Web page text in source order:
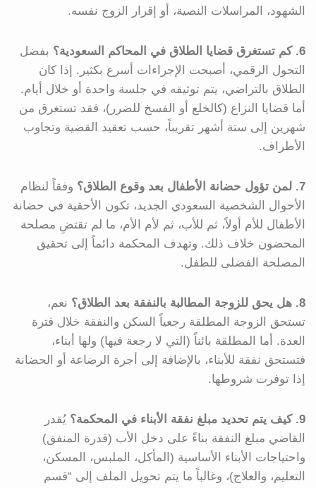
الشهود، المراسلات النصية، أو إقرار الزوج نفسه.
6. كم تستغرق قضايا الطلاق في المحاكم السعودية؟
بفضل
التحول الرقمي، أصبحت الإجراءات أسرع بكثير. إذا كان
الطلاق بالتراضي، يتم توثيقه في جلسة واحدة أو خلال أيام.
أما قضايا النزاع (كالخلع أو الفسخ للضرر)، فقد تستغرق من
شهرين إلى ستة أشهر تقريباً، حسب تعقيد القضية وتجاوب
الأطراف.
7. لمن تؤول حضانة الأطفال بعد وقوع الطلاق؟
وفقاً لنظام
الأحوال الشخصية السعودي الجديد، تكون الأحقية في حضانة
الأطفال للأم أولاً، ثم للأب، ثم لأم الأم، ما لم تقتضِ مصلحة
المحضون خلاف ذلك. وتهدف المحكمة دائماً إلى تحقيق
المصلحة الفضلى للطفل.
8. هل يحق للزوجة المطالبة بالنفقة بعد الطلاق؟
نعم،
تستحق الزوجة المطلقة رجعياً السكن والنفقة خلال فترة
العدة. أما المطلقة بائناً (التي لا رجعة فيها) ولها أبناء،
فتستحق نفقة للأبناء، بالإضافة إلى أجرة الرضاعة أو الحضانة
إذا توفرت شروطها.
9. كيف يتم تحديد مبلغ نفقة الأبناء في المحكمة؟
يُقدر
القاضي مبلغ النفقة بناءً على دخل الأب (قدرة المنفق)
واحتياجات الأبناء الأساسية (المأكل، الملبس، المسكن،
التعليم، والعلاج)، وغالباً ما يتم تحويل الملف إلى “قسم